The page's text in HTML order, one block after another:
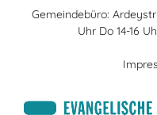
Gemeindebüro: Ardeystr
Uhr Do 14-16